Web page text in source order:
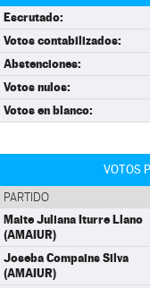
Escrutado:
Votos contabilizados:
Abstenciones:
Votos nulos:
Votos en blanco:
VOTOS
PARTIDO
Maite Juliana Iturre Llano
(AMAIUR)
Joseba Compains Silva
(AMAIUR)